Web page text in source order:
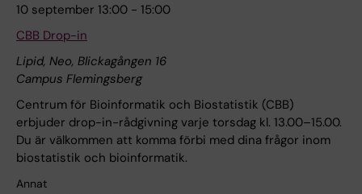
10 september 13:00 - 15:00
CBB Drop-in
Lipid, Neo, Blickagången 16
Campus Flemingsberg
Centrum för Bioinformatik och Biostatistik (CBB)
erbjuder drop-in-rådgivning varje torsdag kl. 13.00–15.00.
Du är välkommen att komma förbi med dina frågor inom
biostatistik och bioinformatik.
Annat